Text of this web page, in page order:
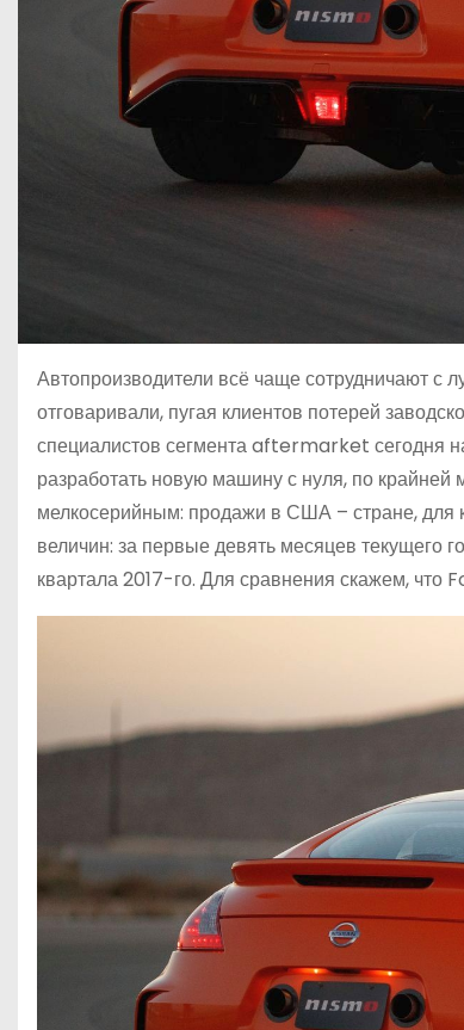
Автопроизводители всё чаще сотрудничают с
отговаривали, пугая клиентов потерей
специалистов сегмента aftermarket сегодня
разработать новую машину с нуля, по
мелкосерийным: продажи в США – стране, для
величин: за первые девять месяцев текущего
квартала 2017-го. Для сравнения скажем, что